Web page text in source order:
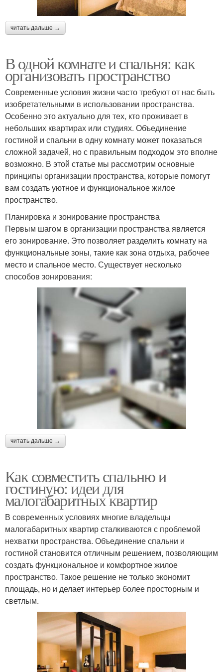
читать дальше →
В одной комнате и спальня: как
организовать пространство
Современные условия жизни часто требуют от нас быть
изобретательными в использовании пространства.
Особенно это актуально для тех, кто проживает в
небольших квартирах или студиях. Объединение
гостиной и спальни в одну комнату может показаться
сложной задачей, но с правильным подходом это вполне
возможно. В этой статье мы рассмотрим основные
принципы организации пространства, которые помогут
вам создать уютное и функциональное жилое
пространство.
Планировка и зонирование пространства
Первым шагом в организации пространства является
его зонирование. Это позволяет разделить комнату на
функциональные зоны, такие как зона отдыха, рабочее
место и спальное место. Существует несколько
способов зонирования:
читать дальше →
Как совместить спальню и
гостиную: идеи для
малогабаритных квартир
В современных условиях многие владельцы
малогабаритных квартир сталкиваются с проблемой
нехватки пространства. Объединение спальни и
гостиной становится отличным решением, позволяющим
создать функциональное и комфортное жилое
пространство. Такое решение не только экономит
площадь, но и делает интерьер более просторным и
светлым.